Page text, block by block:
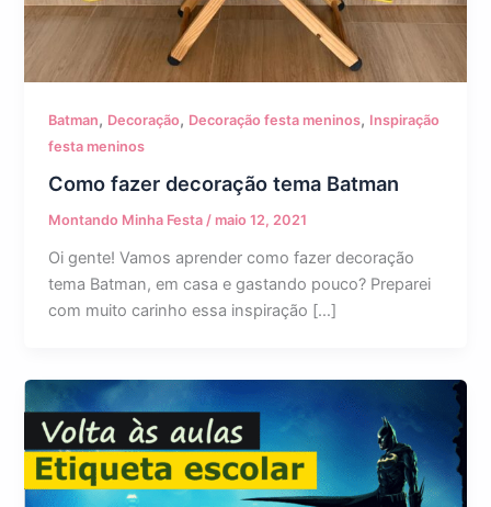
Batman, Decoração, Decoração festa meninos, Inspiração
festa meninos
Como fazer decoração tema Batman
Montando Minha Festa/ maio 12, 2021
Oi gente! Vamos aprender como fazer decoração
tema Batman, em casa e gastando pouco? Preparei
com muito carinho essa inspiração […]